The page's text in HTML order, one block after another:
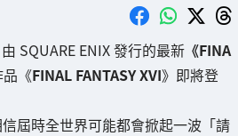
SQUARE ENIX 發行的最新 《FINA
《FINAL FANTASY XVI》即將登
屆時全世界可能都會掀起一波「請